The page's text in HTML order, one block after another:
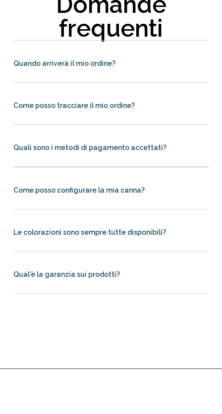
frequenti
Quando arriverà il mio ordine?
Come posso tracciare il mio ordine?
Quali sono i metodi di pagamento accettati?
Come posso configurare la mia canna?
Le colorazioni sono sempre tutte disponibili?
Qual'è la garanzia sui prodotti?